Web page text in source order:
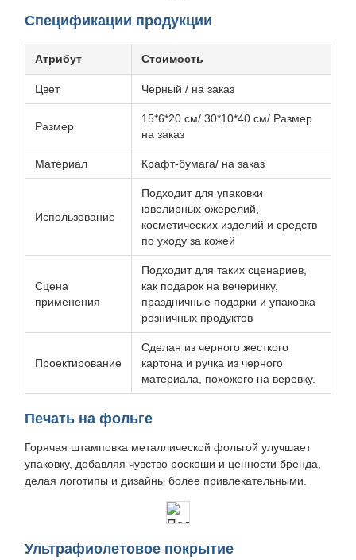
Спецификации продукции
Атрибут Стоимость
Цвет Черный / на заказ
Размер
15*6*20 см/ 30*10*40 см/ Размер
на заказ
Материал Крафт-бумага/ на заказ
Использование
Подходит для упаковки
ювелирных ожерелий,
косметических изделий и средств
по уходу за кожей
Сцена
применения
Подходит для таких сценариев,
как подарок на вечеринку,
праздничные подарки и упаковка
розничных продуктов
Проектирование
Сделан из черного жесткого
картона и ручка из черного
материала, похожего на веревку.
Печать на фольге
Горячая штамповка металлической фольгой улучшает
упаковку, добавляя чувство роскоши и ценности бренда,
делая логотипы и дизайны более привлекательными.
Ультрафиолетовое покрытие